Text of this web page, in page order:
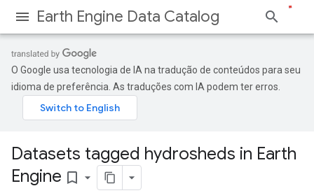
Earth Engine Data Catalog
O Google usa tecnologia de IA na tradução de conteúdos para seu
idioma de preferência. As traduções com IA podem ter erros.
Datasets tagged hydrosheds in Earth
Engine bookmark_border